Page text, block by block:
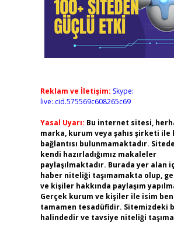
Reklam ve İletişim: Skype:
live:.cid.575569c608265c69
Yasal Uyarı: Bu internet sitesi,
marka, kurum veya şahıs şirketi ile
bağlantısı bulunmamaktadır.
kendi hazırladığımız makaleler
paylaşılmaktadır. Burada yer alan
haber niteliği taşımamakta olup,
ve kişiler hakkında paylaşım
Gerçek kurum ve kişiler ile isim
tamamen tesadüfidir. Sitemizdeki
halindedir ve tavsiye niteliği